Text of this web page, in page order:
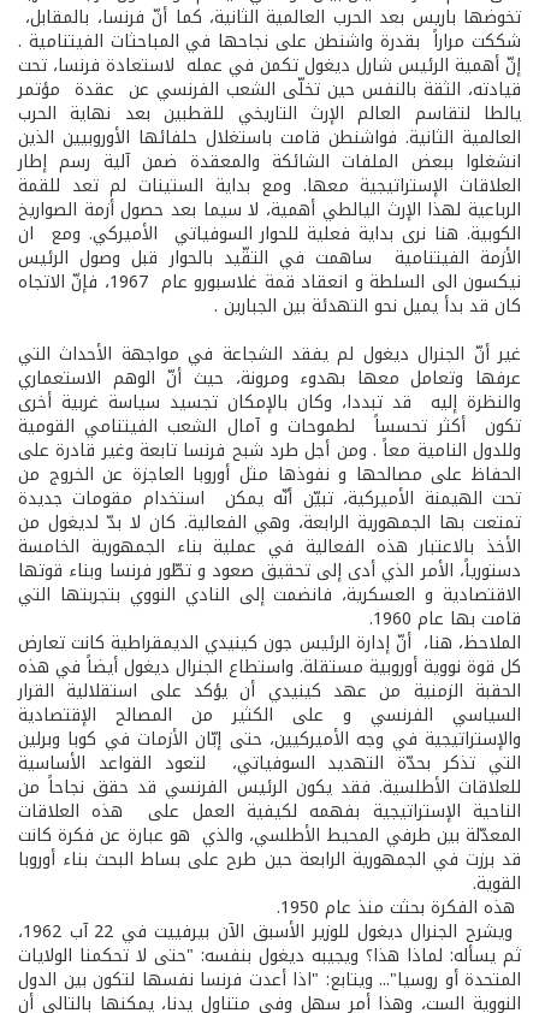
تخوضها باريس بعد الحرب العالمية الثانية، كما أنّ فرنسا، بالمقابل،
شككت مراراً بقدرة واشنطن على نجاحها في المباحثات الفيتنامية .
إنّ أهمية الرئيس شارل ديغول تكمن في عمله لاستعادة فرنسا، تحت
قيادته، الثقة بالنفس حين تخلّى الشعب الفرنسي عن عقدة مؤتمر
يالطا لتقاسم العالم الإرث التاريخي للقطبين بعد نهاية الحرب
العالمية الثانية. فواشنطن قامت باستغلال حلفائها الأوروبيين الذين
انشغلوا ببعض الملفات الشائكة والمعقدة ضمن آلية رسم إطار
العلاقات الإستراتيجية معها. ومع بداية الستينات لم تعد للقمة
الرباعية لهذا الإرث اليالطي أهمية، لا سيما بعد حصول أزمة الصواريخ
الكوبية. هنا نرى بداية فعلية للحوار السوفياتي ­ الأميركي. ومع ان
الأزمة الفيتنامية ساهمت في التقّيد بالحوار قبل وصول الرئيس
نيكسون الى السلطة و انعقاد قمة غلاسبورو عام 1967، فإنّ الاتجاه
كان قد بدأ يميل نحو التهدئة بين الجبارين .
غير أنّ الجنرال ديغول لم يفقد الشجاعة في مواجهة الأحداث التي
عرفها وتعامل معها بهدوء ومرونة، حيث أنّ الوهم الاستعماري
والنظرة إليه قد تبددا، وكان بالإمكان تجسيد سياسة غربية أخرى
تكون أكثر تحسساً لطموحات و آمال الشعب الفيتنامي القومية
وللدول النامية معاً . ومن أجل طرد شبح فرنسا تابعة وغير قادرة على
الحفاظ على مصالحها و نفوذها مثل أوروبا العاجزة عن الخروج من
تحت الهيمنة الأميركية، تبيّن أنّه يمكن استخدام مقومات جديدة
تمتعت بها الجمهورية الرابعة، وهي الفعالية. كان لا بدّ لديغول من
الأخذ بالاعتبار هذه الفعالية في عملية بناء الجمهورية الخامسة
دستورياً، الأمر الذي أدى إلى تحقيق صعود و تطّور فرنسا وبناء قوتها
الاقتصادية و العسكرية، فانضمت إلى النادي النووي بتجربتها التي
قامت بها عام 1960.
الملاحظ، هنا، أنّ إدارة الرئيس جون كينيدي الديمقراطية كانت تعارض
كل قوة نووية أوروبية مستقلة. واستطاع الجنرال ديغول أيضاً في هذه
الحقبة الزمنية من عهد كينيدي أن يؤكد على استقلالية القرار
السياسي الفرنسي و على الكثير من المصالح الإقتصادية
والإستراتيجية في وجه الأميركيين، حتى إبّان الأزمات في كوبا وبرلين
التي تذكر بحدّة التهديد السوفياتي، لتعود القواعد الأساسية
للعلاقات الأطلسية. فقد يكون الرئيس الفرنسي قد حقق نجاحاً من
الناحية الإستراتيجية بفهمه لكيفية العمل على هذه العلاقات
المعدّلة بين طرفي المحيط الأطلسي، والذي هو عبارة عن فكرة كانت
قد برزت في الجمهورية الرابعة حين طرح على بساط البحث بناء أوروبا
القوية.
هذه الفكرة بحثت منذ عام 1950.
ويشرح الجنرال ديغول للوزير الأسبق الآن بيرفييت في 22 آب 1962،
ثم يسأله: لماذا هذا؟ ويجيبه ديغول بنفسه: "حتى لا تحكمنا الولايات
المتحدة أو روسيا"... ويتابع: "اذا أعدت فرنسا نفسها لتكون بين الدول
النووية الست، وهذا أمر سهل وفي متناول يدنا، يمكنها بالتالي أن